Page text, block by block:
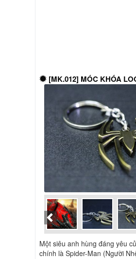
[MK.012] MÓC KHÓA
Một siêu anh hùng đáng yêu
chính là Spider-Man (Người